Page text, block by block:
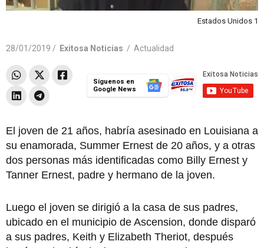
Estados Unidos 1
28/01/2019 / Exitosa Noticias / Actualidad
Síguenos en
Google News
El joven de 21 años, habría asesinado en Louisiana a
su enamorada, Summer Ernest de 20 años, y a otras
dos personas más identificadas como Billy Ernest y
Tanner Ernest, padre y hermano de la joven.
Luego el joven se dirigió a la casa de sus padres,
ubicado en el municipio de Ascension, donde disparó
a sus padres, Keith y Elizabeth Theriot, después